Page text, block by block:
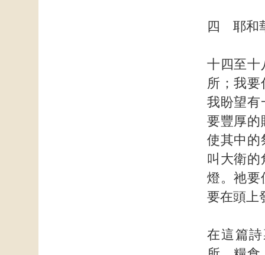
四 耶和
十四至十
所；我
我盼望有
要豐厚的
使其中的
叫大衛的
燈。祂要
要在頭上
在這篇